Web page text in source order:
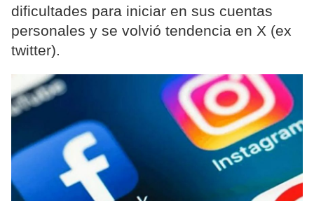
dificultades para iniciar en sus cuentas
personales y se volvió tendencia en X (ex
twitter).